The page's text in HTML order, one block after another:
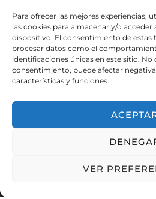
Para ofrecer las mejores experiencias,
las cookies para almacenar y/o
dispositivo. El consentimiento de estas
procesar datos como el
identificaciones únicas en este sitio. No
consentimiento, puede afectar
características y funciones.
VER
CIIF MARKET 2026 @ Todos los